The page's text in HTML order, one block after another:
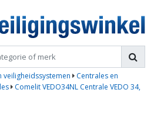
veiligheidssystemen
Centrales en
Comelit VEDO34NL Centrale VEDO 34,